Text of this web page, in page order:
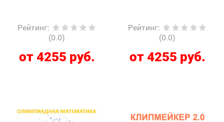
Рейтинг:
(0.0)
от 4255 руб.
Рейтинг:
(0.0)
от 4255 руб.